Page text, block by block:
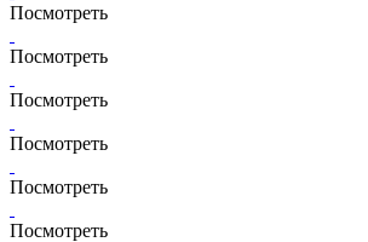
Посмотреть
Посмотреть
Посмотреть
Посмотреть
Посмотреть
Посмотреть